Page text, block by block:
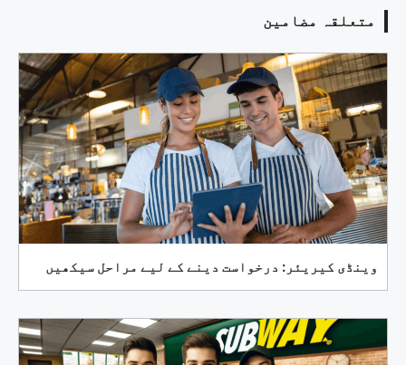
متعلقہ مضامین
وینڈی کیریئر: درخواست دینے کے لیے مراحل سیکھیں